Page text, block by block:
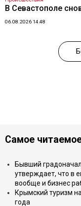
В Севастополе
06.08.2026 14:48
Самое
Бывший
утверждает, что в
вообще и бизнес
Крымский туризм
года